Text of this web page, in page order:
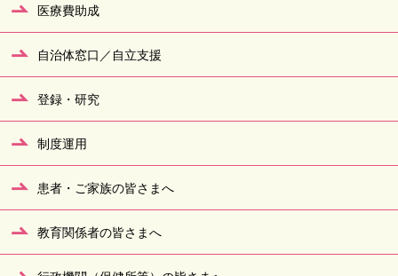
医療費助成
自治体窓口／自立支援
登録・研究
制度運用
患者・ご家族の皆さまへ
教育関係者の皆さまへ